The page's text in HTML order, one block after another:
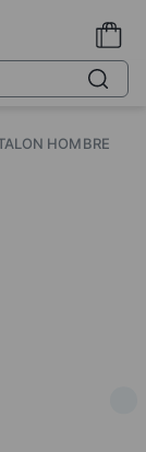
HOMBRE